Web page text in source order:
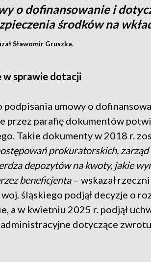
o dofinansowanie i
środków na
Sławomir Gruszka.
w sprawie dotacji
podpisania umowy o
przez parafię dokumentów
Takie dokumenty w 2018 r.
prokuratorskich,
depozytów na kwoty, jakie
beneficjenta– wskazał
śląskiego podjął decyzje o
a w kwietniu 2025 r. podjął
dotyczące